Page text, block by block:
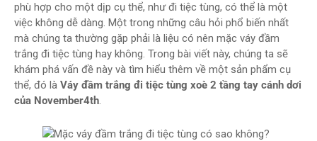
phù hợp cho một dịp cụ thể, như đi tiệc tùng, có thể là một
việc không dễ dàng. Một trong những câu hỏi phổ biến nhất
mà chúng ta thường gặp phải là liệu có nên mặc váy đầm
trắng đi tiệc tùng hay không. Trong bài viết này, chúng ta sẽ
khám phá vấn đề này và tìm hiểu thêm về một sản phẩm cụ
thể, đó là Váy đầm trắng đi tiệc tùng xoè 2 tầng tay cánh dơi
của November4th.